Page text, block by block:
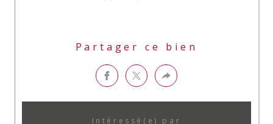
Partager ce bien
Intéressé(e) par